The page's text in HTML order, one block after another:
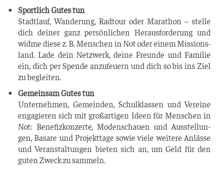
Sport­lich Gutes tun
Stadt­lauf, Wan­de­rung, Rad­tour oder Mara­thon – stel­le
dich dei­ner ganz per­sön­li­chen Her­aus­for­de­rung und
wid­me die­se z. B. Men­schen in Not oder einem Mis­si­ons­
land. Lade dein Netz­werk, dei­ne Freun­de und Fami­lie
ein, dich per Spen­de anzu­feu­ern und dich so bis ins Ziel
zu begleiten.
Gemein­sam Gutes tun
Unter­neh­men, Gemein­den, Schul­klas­sen und Ver­ei­ne
enga­gie­ren sich mit groß­ar­ti­gen Ideen für Men­schen in
Not: Bene­fiz­kon­zer­te, Moden­schau­en und Aus­stel­lun­
gen, Basa­re und Pro­jekt­ta­ge sowie vie­le wei­te­re Anläs­se
und Ver­an­stal­tun­gen bie­ten sich an, um Geld für den
guten Zweck zu sammeln.